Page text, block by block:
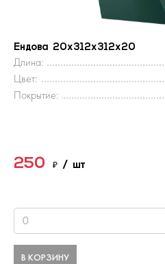
Ендова 20х312х312х20
Длина:
Цвет:
Покрытие:
250 ₽ / шт
В КОРЗИНУ